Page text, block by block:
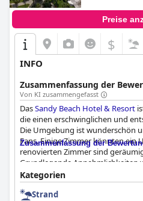
Preise
$
INFO
Zusammenfassung der
Von KI zusammengefasst
DasSandy Beach Hotel & Resort
die einen erschwinglichen und
Die Umgebung ist wunderschön
Fans. Einige Zimmer könnten ein
renovierten Zimmer sind
Grundlegende Annehmlichkeiten
Kaffee und Wasser sind
Meinung, dass die Preise für
Insgesamt ist das
Zusammenfassung der
Kategorien
Strand